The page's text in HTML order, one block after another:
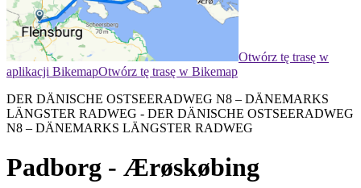
Otwórz tę trasę w
aplikacji BikemapOtwórz tę trasę w Bikemap
DER DÄNISCHE OSTSEERADWEG N8 – DÄNEMARKS
LÄNGSTER RADWEG - DER DÄNISCHE OSTSEERADWEG
N8 – DÄNEMARKS LÄNGSTER RADWEG
Padborg - Ærøskøbing